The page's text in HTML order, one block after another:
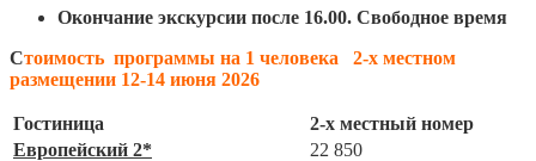
Окончание экскурсии после 16.00. Свободное время
Cтоимость программы на 1 человека
2-х местном
размещении 12-14 июня 2026
Гостиница
2-х местный номер
Европейский 2*
22 850